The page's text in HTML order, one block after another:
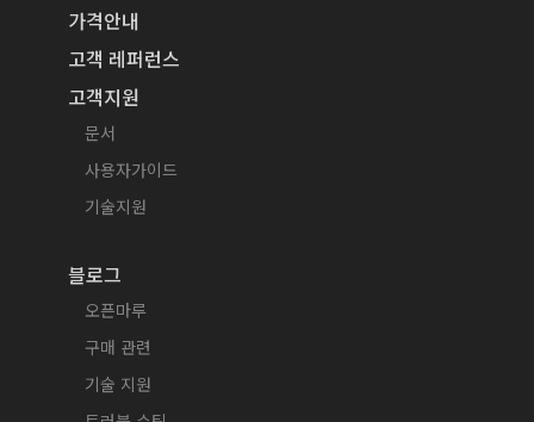
가격안내
고객 레퍼런스
고객지원
문서
사용자가이드
기술지원
블로그
오픈마루
구매 관련
기술 지원